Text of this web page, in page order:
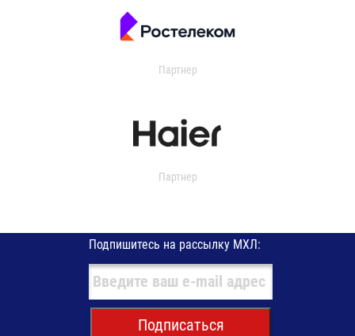
Партнер
Партнер
Подпишитесь на рассылку МХЛ:
Подписаться